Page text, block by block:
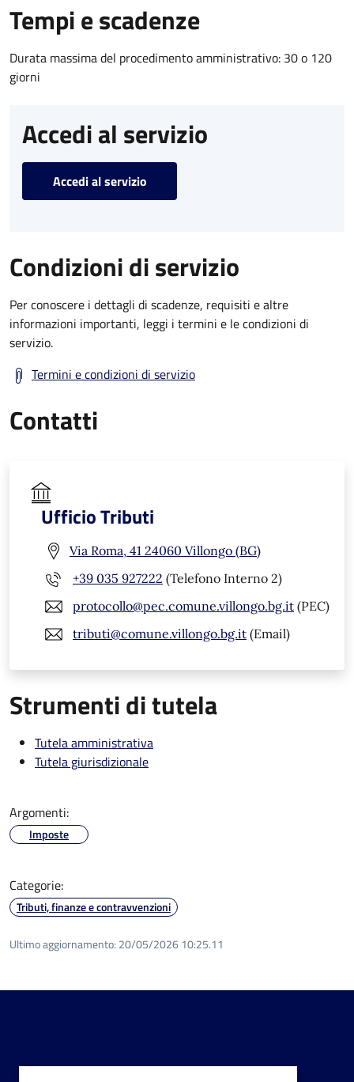
Tempi e scadenze
Durata massima del procedimento amministrativo: 30 o 120
giorni
Accedi al servizio
Accedi al servizio
Condizioni di servizio
Per conoscere i dettagli di scadenze, requisiti e altre
informazioni importanti, leggi i termini e le condizioni di
servizio.
Termini e condizioni di servizio
Contatti
Ufficio Tributi
Via Roma, 41 24060 Villongo (BG)
+39 035 927222 (Telefono Interno 2)
protocollo@pec.comune.villongo.bg.it (PEC)
tributi@comune.villongo.bg.it (Email)
Strumenti di tutela
Tutela amministrativa
Tutela giurisdizionale
Argomenti:
Imposte
Categorie:
Tributi, finanze e contravvenzioni
Ultimo aggiornamento: 20/05/2026 10:25.11